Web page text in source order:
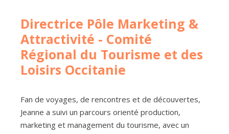
Directrice Pôle Marketing &
Attractivité - Comité
Régional du Tourisme et des
Loisirs Occitanie
Fan de voyages, de rencontres et de découvertes,
Jeanne a suivi un parcours orienté production,
marketing et management du tourisme, avec un